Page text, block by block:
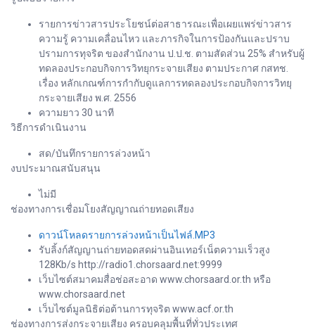
รายการข่าวสารประโยชน์ต่อสาธารณะเพื่อเผยแพร่ข่าวสาร
ความรู้ ความเคลื่อนไหว และภารกิจในการป้องกันและปราบ
ปรามการทุจริต ของสำนักงาน ป.ป.ช. ตามสัดส่วน 25% สำหรับผู้
ทดลองประกอบกิจการวิทยุกระจายเสียง ตามประกาศ กสทช.
เรื่อง หลักเกณฑ์การกำกับดูแลการทดลองประกอบกิจการวิทยุ
กระจายเสียง พ.ศ. 2556
ความยาว 30 นาที
วิธีการดำเนินงาน
สด/บันทึกรายการล่วงหน้า
งบประมาณสนับสนุน
ไม่มี
ช่องทางการเชื่อมโยงสัญญาณถ่ายทอดเสียง
ดาวน์โหลดรายการล่วงหน้าเป็นไฟล์.MP3
รับลิ้งก์สัญญานถ่ายทอดสดผ่านอินเทอร์เน็ตความเร็วสูง
128Kb/s http://radio1.chorsaard.net:9999
เว็บไซต์สมาคมสื่อช่อสะอาด www.chorsaard.or.th หรือ
www.chorsaard.net
เว็บไซต์มูลนิธิต่อต้านการทุจริต www.acf.or.th
ช่องทางการส่งกระจายเสียง ครอบคลุมพื้นที่ทั่วประเทศ